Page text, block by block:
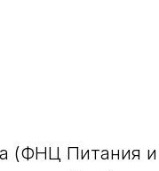
(ФНЦ Питания